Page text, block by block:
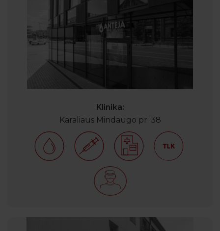
Klinika:
Karaliaus Mindaugo pr. 38